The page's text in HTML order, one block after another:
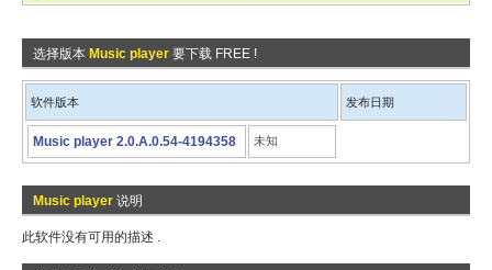
选择版本 Music player 要下载 FREE !
软件版本 发布日期
Music player 2.0.A.0.54-4194358 未知
Music player 说明
此软件没有可用的描述 .